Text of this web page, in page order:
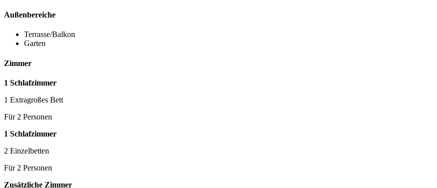
Außenbereiche
Terrasse/Balkon
Garten
Zimmer
1 Schlafzimmer
1 Extragroßes Bett
Für 2 Personen
1 Schlafzimmer
2 Einzelbetten
Für 2 Personen
Zusätzliche Zimmer